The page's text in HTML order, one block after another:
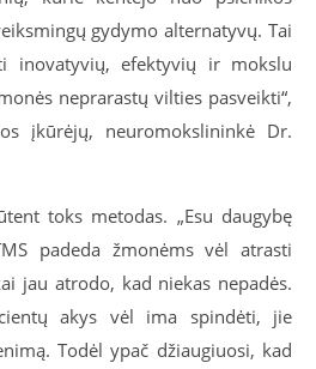
gydymo alternatyvų. Tai
inovatyvių, efektyvių ir mokslu
neprarastų vilties pasveikti“,
įkūrėjų, neuromokslininkė Dr.
toks metodas. „Esu daugybę
padeda žmonėms vėl atrasti
jau atrodo, kad niekas nepadės.
akys vėl ima spindėti, jie
Todėl ypač džiaugiuosi, kad